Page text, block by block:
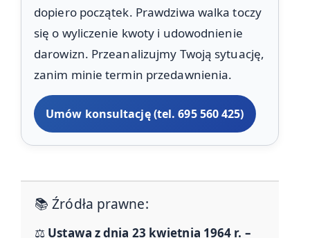
dopiero początek. Prawdziwa walka toczy
się o wyliczenie kwoty i udowodnienie
darowizn. Przeanalizujmy Twoją sytuację,
zanim minie termin przedawnienia.
Umów konsultację (tel. 695 560 425)
📚 Źródła prawne:
⚖️ Ustawa z dnia 23 kwietnia 1964 r. –